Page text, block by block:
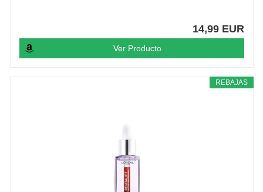
14,99 EUR
Ver Producto
REBAJAS